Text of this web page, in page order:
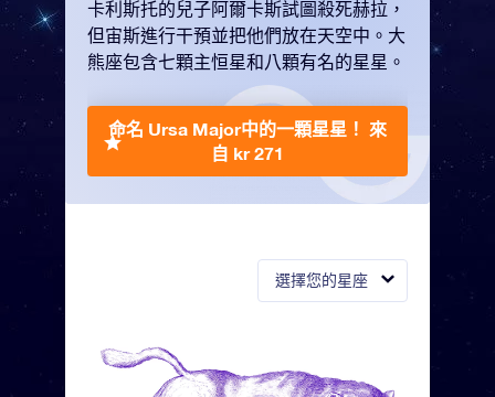
選擇您的星座
卡利斯托的兒子阿爾卡斯試圖殺死赫拉，
但宙斯進行干預並把他們放在天空中。大
熊座包含七顆主恒星和八顆有名的星星。
命名 Ursa Major中的一顆星星！ 來
自 kr 271